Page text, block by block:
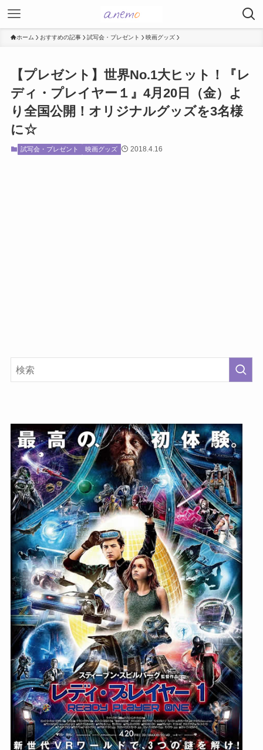
ホーム おすすめの記事 試写会・プレゼント 映画グッズ
【プレゼント】世界No.1大ヒット！『レ
ディ・プレイヤー１』4月20日（金）よ
り全国公開！オリジナルグッズを3名様
に☆
試写会・プレゼント 映画グッズ 2018.4.16